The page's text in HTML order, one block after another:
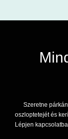
Szeretne
oszloptetejét és
Lépjen